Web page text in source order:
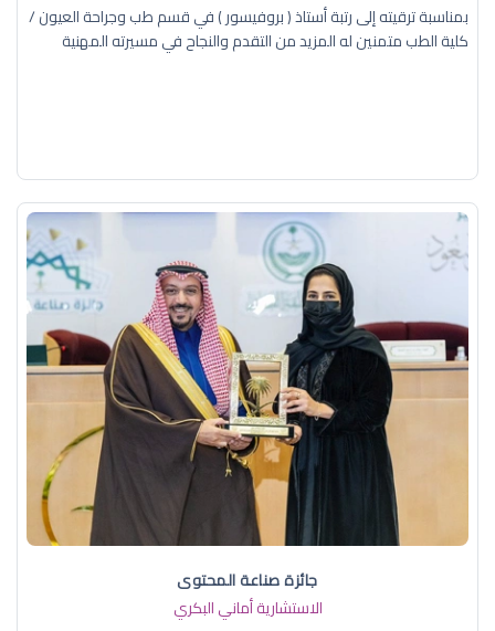
بمناسبة ترقيته إلى رتبة أستاذ ( بروفيسور ) في قسم طب وجراحة العيون /
كلية الطب متمنين له المزيد من التقدم والنجاح في مسيرته المهنية
جائزة صناعة المحتوى
الاستشارية أماني البكري